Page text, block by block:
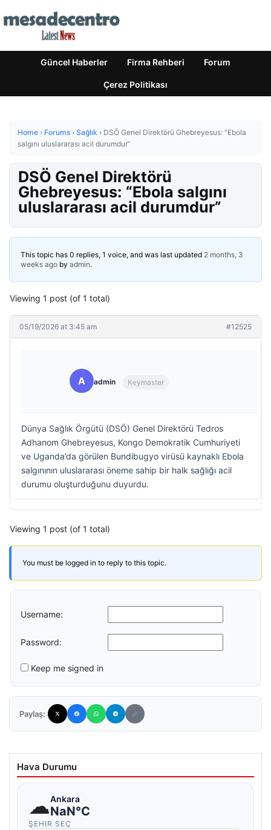
Güncel Haberler Firma Rehberi Forum
Çerez Politikası
Home › Forums › Sağlık › DSÖ Genel Direktörü Ghebreyesus: “Ebola
salgını uluslararası acil durumdur”
DSÖ Genel Direktörü
Ghebreyesus: “Ebola salgını
uluslararası acil durumdur”
This topic has 0 replies, 1 voice, and was last updated 2 months, 3
weeks ago by admin.
Viewing 1 post (of 1 total)
05/19/2026 at 3:45 am #12525
A admin Keymaster
Dünya Sağlık Örgütü (DSÖ) Genel Direktörü Tedros
Adhanom Ghebreyesus, Kongo Demokratik Cumhuriyeti
ve Uganda’da görülen Bundibugyo virüsü kaynaklı Ebola
salgınının uluslararası öneme sahip bir halk sağlığı acil
durumu oluşturduğunu duyurdu.
Viewing 1 post (of 1 total)
You must be logged in to reply to this topic.
Username:
Password:
Keep me signed in
Paylaş:
Hava Durumu
☁Ankara
NaN°C
ŞEHIR SEÇ